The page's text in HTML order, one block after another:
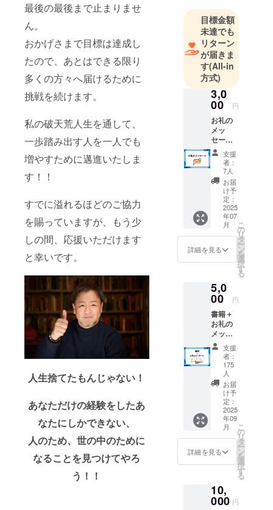
最後の最後まで止まりませ
ん。
おかげさまで目標は達成し
たので、あとはできる限り
多くの方々へ届けるために
挑戦を続けます。
私の破天荒人生を通して、
一歩踏み出す人を一人でも
増やすために邁進いたしま
す！！
すでに溢れるほどのご協力
を賜っていますが、もう少
しの間、応援いただけます
と幸いです。
人生捨てたもんじゃない！
あなただけの経験をしたあ
なたにしかできない、
人のため、世の中のために
なることを見つけてやろ
う！！
産。11億円
という金額
を抱える。
そんなどん
底の状況か
らこれまで
に累計60社
以上の会社
の立ち上げ
に携わり、
現在では脳
の使い方、
イメージの
書き換え、
心の扱い
方、占いと
いった数々
の知識と経
験を活かし
た人財育成
プログラム
の実施や、
Youtubeチャ
ンネル
「DecoBoco
TV 〜でこぼ
こTV〜」で
の発信を行
目標金額
未達でも
リターン
が届きま
す(All-in
方式)
3,0
00 円
お礼の
メッ
セージ
感謝を
お伝え
する
メール
をお送
りいた
しま
す。
支援
者：
7人
お届
け予
定：
2025
年07
月
詳細を見る
こ
の
リ
タ
ー
ン
を
選
択
す
る
5,0
00 円
書籍＋
お礼の
メッ
セージ
出版す
る書籍
を郵送
にてお
送りい
たしま
す。 ま
た、感
謝をお
伝えす
るメッ
お送り
いたし
支援
者：
175
人
お届
け予
定：
2025
年09
月
詳細を見る
こ
の
リ
タ
ー
ン
を
選
択
す
る
10,
000 円